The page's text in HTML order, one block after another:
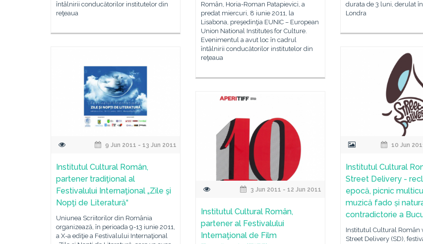
întâlnirii conducătorilor institutelor din
reţeaua
durata de 3 luni, derulat
Londra
Român, Horia-Roman Patapievici, a
predat miercuri, 8 iunie 2011, la
Lisabona, preşedinţia EUNIC – European
Union National Institutes for Culture.
Evenimentul a avut loc în cadrul
întâlnirii conducătorilor institutelor din
reţeaua
9 Jun 2011 - 13 Jun 2011
Institutul Cultural Român,
partener tradiţional al
Festivalului Internaţional „Zile şi
Nopţi de Literatură“
Uniunea Scriitorilor din România
organizează, în perioada 9-13 iunie 2011,
a X-a ediţie a Festivalului Internaţional
10 Jun
Institutul Cultural
Street Delivery -
epocă, picnic
muzică fado și
contradictorie a
Institutul Cultural Român
Street Delivery (SD),
3 Jun 2011 - 12 Jun 2011
Institutul Cultural Român,
partener al Festivalului
Internaţional de Film